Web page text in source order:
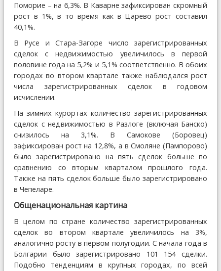
Поморие – на 6,3%. В Каварне зафиксирован скромный
рост в 1%, в то время как в Царево рост составил
40,1%.
В Русе и Стара-Загоре число зарегистрированных
сделок с недвижимостью увеличилось в первой
половине года на 5,2% и 5,1% соответственно. В обоих
городах во втором квартале также наблюдался рост
числа зарегистрированных сделок в годовом
исчислении.
На зимних курортах количество зарегистрированных
сделок с недвижимостью в Разлоге (включая Банско)
снизилось на 3,1%. В Самокове (Боровец)
зафиксирован рост на 12,8%, а в Смоляне (Пампорово)
было зарегистрировано на пять сделок больше по
сравнению со вторым кварталом прошлого года.
Также на пять сделок больше было зарегистрировано
в Чепеларе.
Общенациональная картина
В целом по стране количество зарегистрированных
сделок во втором квартале увеличилось на 3%,
аналогично росту в первом полугодии. С начала года в
Болгарии было зарегистрировано 101 154 сделки.
Подобно тенденциям в крупных городах, по всей